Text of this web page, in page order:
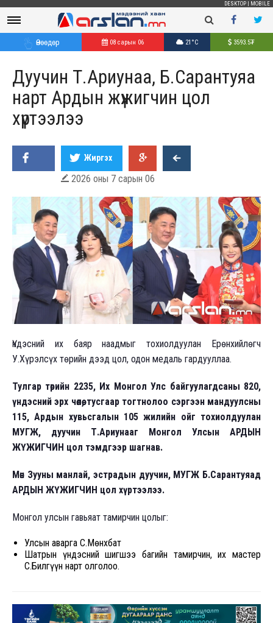
DESKTOP MOBILE
Өнөөдөр 08 сарын 06 21°C 3593.5₮
Дуучин Т.Ариунаа, Б.Сарантуяа
нарт Ардын жүжигчин цол
хүртээлээ
Жиргэх
 2026 оны 7 сарын 06
Үндэсний их баяр наадмыг тохиолдуулан Ерөнхийлөгч
У.Хүрэлсүх төрийн дээд цол, одон медаль гардууллаа.
Тулгар төрийн 2235, Их Монгол Улс байгуулагдсаны 820,
үндэсний эрх чөлөө, тусгаар тогтнолоо сэргээн мандуулсны
115, Ардын хувьсгалын 105 жилийн ойг тохиолдуулан
МУГЖ, дуучин Т.Ариунааг Монгол Улсын АРДЫН
ЖҮЖИГЧИН цол тэмдгээр шагнав.
Мөн Зууны манлай, эстрадын дуучин, МУГЖ Б.Сарантуяад
АРДЫН ЖҮЖИГЧИН цол хүртээлээ.
Монгол улсын гавьяат тамирчин цолыг:
Улсын аварга С.Мөнхбат
Шатрын үндэсний шигшээ багийн тамирчин, их мастер
С.Билгүүн нарт олголоо.